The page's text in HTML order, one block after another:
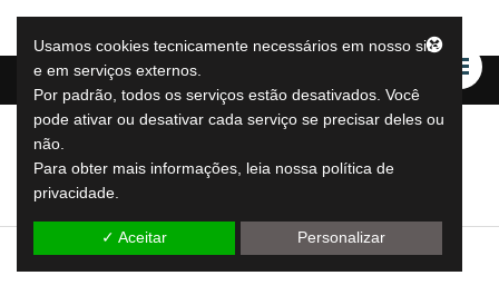
soluções de relatórios de salto
Usamos cookies tecnicamente necessários em nosso site
e em serviços externos.
Por padrão, todos os serviços estão desativados. Você
pode ativar ou desativar cada serviço se precisar deles ou
não.
Para obter mais informações, leia nossa política de
privacidade.
✓ Aceitar Personalizar